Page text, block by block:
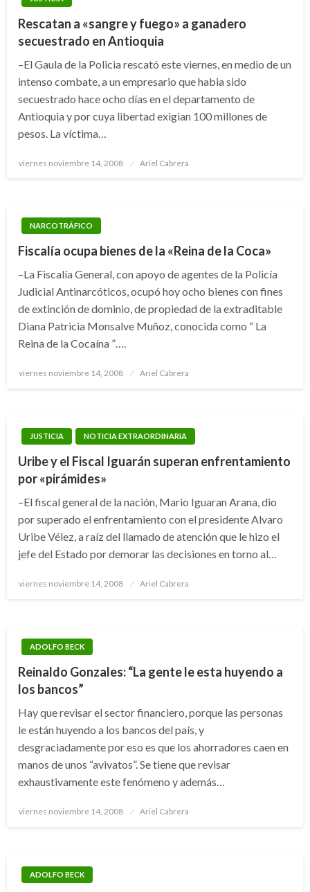
Rescatan a «sangre y fuego» a ganadero
secuestrado en Antioquia
–El Gaula de la Policia rescató este viernes, en medio de un
intenso combate, a un empresario que habia sido
secuestrado hace ocho días en el departamento de
Antioquia y por cuya libertad exigian 100 millones de
pesos. La víctima…
Publicado
viernes noviembre 14, 2008 Ariel Cabrera
NARCOTRÁFICO
Fiscalía ocupa bienes de la «Reina de la Coca»
–La Fiscalía General, con apoyo de agentes de la Policía
Judicial Antinarcóticos, ocupó hoy ocho bienes con fines
de extinción de dominio, de propiedad de la extraditable
Diana Patricia Monsalve Muñoz, conocida como “ La
Reina de la Cocaína ”….
Publicado
viernes noviembre 14, 2008 Ariel Cabrera
JUSTICIA NOTICIA EXTRAORDINARIA
Uribe y el Fiscal Iguarán superan enfrentamiento
por «pirámides»
–El fiscal general de la nación, Mario Iguaran Arana, dio
por superado el enfrentamiento con el presidente Alvaro
Uribe Vélez, a raíz del llamado de atención que le hizo el
jefe del Estado por demorar las decisiones en torno al…
Publicado
viernes noviembre 14, 2008 Ariel Cabrera
ADOLFO BECK
Reinaldo Gonzales: “La gente le esta huyendo a
los bancos”
Hay que revisar el sector financiero, porque las personas
le están huyendo a los bancos del país, y
desgraciadamente por eso es que los ahorradores caen en
manos de unos “avivatos”. Se tiene que revisar
exhaustivamente este fenómeno y además…
Publicado
viernes noviembre 14, 2008 Ariel Cabrera
ADOLFO BECK